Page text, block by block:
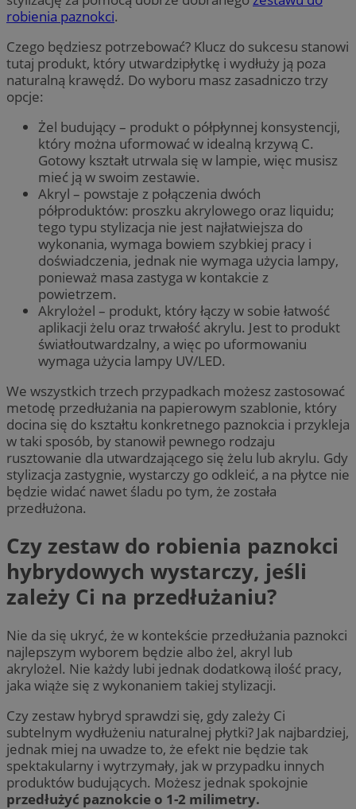
robienia paznokci.
Czego będziesz potrzebować? Klucz do sukcesu stanowi
tutaj produkt, który utwardzipłytkę i wydłuży ją poza
naturalną krawędź. Do wyboru masz zasadniczo trzy
opcje:
Żel budujący – produkt o półpłynnej konsystencji,
który można uformować w idealną krzywą C.
Gotowy kształt utrwala się w lampie, więc musisz
mieć ją w swoim zestawie.
Akryl – powstaje z połączenia dwóch
półproduktów: proszku akrylowego oraz liquidu;
tego typu stylizacja nie jest najłatwiejsza do
wykonania, wymaga bowiem szybkiej pracy i
doświadczenia, jednak nie wymaga użycia lampy,
ponieważ masa zastyga w kontakcie z
powietrzem.
Akrylożel – produkt, który łączy w sobie łatwość
aplikacji żelu oraz trwałość akrylu. Jest to produkt
światłoutwardzalny, a więc po uformowaniu
wymaga użycia lampy UV/LED.
We wszystkich trzech przypadkach możesz zastosować
metodę przedłużania na papierowym szablonie, który
docina się do kształtu konkretnego paznokcia i przykleja
w taki sposób, by stanowił pewnego rodzaju
rusztowanie dla utwardzającego się żelu lub akrylu. Gdy
stylizacja zastygnie, wystarczy go odkleić, a na płytce nie
będzie widać nawet śladu po tym, że została
przedłużona.
Czy zestaw do robienia paznokci
hybrydowych wystarczy, jeśli
zależy Ci na przedłużaniu?
Nie da się ukryć, że w kontekście przedłużania paznokci
najlepszym wyborem będzie albo żel, akryl lub
akrylożel. Nie każdy lubi jednak dodatkową ilość pracy,
jaka wiąże się z wykonaniem takiej stylizacji.
Czy zestaw hybryd sprawdzi się, gdy zależy Ci
subtelnym wydłużeniu naturalnej płytki? Jak najbardziej,
jednak miej na uwadze to, że efekt nie będzie tak
spektakularny i wytrzymały, jak w przypadku innych
produktów budujących. Możesz jednak spokojnie
przedłużyć paznokcie o 1-2 milimetry.